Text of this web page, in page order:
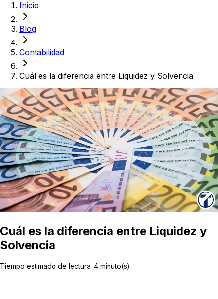
Inicio
Blog
Contabilidad
Cuál es la diferencia entre Liquidez y Solvencia
Cuál es la diferencia entre Liquidez y
Solvencia
Tiempo estimado de lectura: 4 minuto(s)